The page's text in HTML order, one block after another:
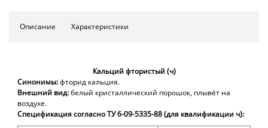
Описание Характеристики
Кальций фтористый (ч)
Синонимы:фторид кальция.
Внешний вид:белый кристаллический порошок, плывёт на
воздухе.
Спецификация согласно ТУ6-09-5335-88 (для квалификации ч):